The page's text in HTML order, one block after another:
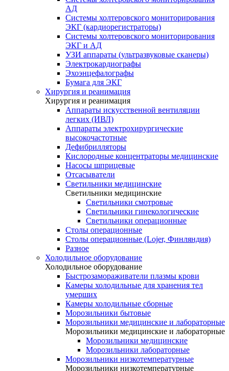
АД
Системы холтеровского мониторирования
ЭКГ (кардиорегистраторы)
Системы холтеровского мониторирования
ЭКГ и АД
УЗИ аппараты (ультразвуковые сканеры)
Электрокардиографы
Эхоэнцефалографы
Бумага для ЭКГ
Хирургия и реанимация
Хирургия и реанимация
Аппараты искусственной вентиляции
легких (ИВЛ)
Аппараты электрохирургические
высокочастотные
Дефибрилляторы
Кислородные концентраторы медицинские
Насосы шприцевые
Отсасыватели
Светильники медицинские
Светильники медицинские
Светильники смотровые
Светильники гинекологические
Светильники операционные
Столы операционные
Столы операционные (Lojer, Финляндия)
Разное
Холодильное оборудование
Холодильное оборудование
Быстрозамораживатели плазмы крови
Камеры холодильные для хранения тел
умерших
Камеры холодильные сборные
Морозильники бытовые
Морозильники медицинские и лабораторные
Морозильники медицинские и лабораторные
Морозильники медицинские
Морозильники лабораторные
Морозильники низкотемпературные
Морозильники низкотемпературные